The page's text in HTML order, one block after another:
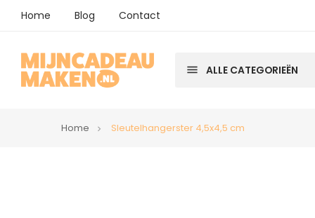
Home Blog Contact
menu ALLE CATEGORIEËN
Home Sleutelhangerster 4,5x4,5 cm